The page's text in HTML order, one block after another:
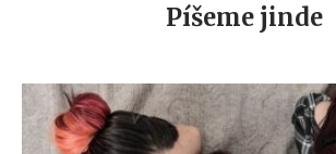
Píšeme jinde